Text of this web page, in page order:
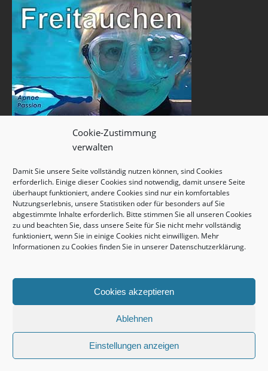
Cookie-Zustimmung
verwalten
Damit Sie unsere Seite vollständig nutzen können, sind Cookies
erforderlich. Einige dieser Cookies sind notwendig, damit unsere Seite
überhaupt funktioniert, andere Cookies sind nur ein komfortables
Nutzungserlebnis, unsere Statistiken oder für besonders auf Sie
abgestimmte Inhalte erforderlich. Bitte stimmen Sie all unseren Cookies
zu und beachten Sie, dass unsere Seite für Sie nicht mehr vollständig
funktioniert, wenn Sie in einige Cookies nicht einwilligen. Mehr
Informationen zu Cookies finden Sie in unserer Datenschutzerklärung.
Cookies akzeptieren
Ablehnen
Einstellungen anzeigen